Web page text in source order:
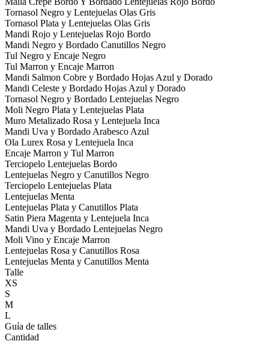
Tornasol Negro y Lentejuelas Olas Gris
Tornasol Plata y Lentejuelas Olas Gris
Mandi Rojo y Lentejuelas Rojo Bordo
Mandi Negro y Bordado Canutillos Negro
Tul Negro y Encaje Negro
Tul Marron y Encaje Marron
Mandi Salmon Cobre y Bordado Hojas Azul y Dorado
Mandi Celeste y Bordado Hojas Azul y Dorado
Tornasol Negro y Bordado Lentejuelas Negro
Moli Negro Plata y Lentejuelas Plata
Muro Metalizado Rosa y Lentejuela Inca
Mandi Uva y Bordado Arabesco Azul
Ola Lurex Rosa y Lentejuela Inca
Encaje Marron y Tul Marron
Terciopelo Lentejuelas Bordo
Lentejuelas Negro y Canutillos Negro
Terciopelo Lentejuelas Plata
Lentejuelas Menta
Lentejuelas Plata y Canutillos Plata
Satin Piera Magenta y Lentejuela Inca
Mandi Uva y Bordado Lentejuelas Negro
Moli Vino y Encaje Marron
Lentejuelas Rosa y Canutillos Rosa
Lentejuelas Menta y Canutillos Menta
Talle
XS
S
M
L
Guía de talles
Cantidad